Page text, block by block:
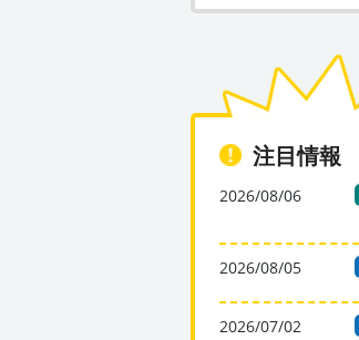
注目情報
2026/08/06
2026/08/05
2026/07/02